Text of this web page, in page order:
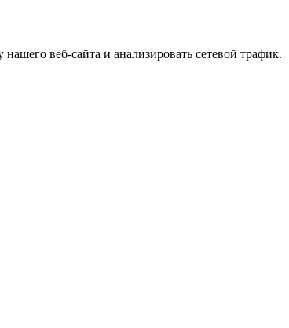
веб-сайта и анализировать сетевой трафик.